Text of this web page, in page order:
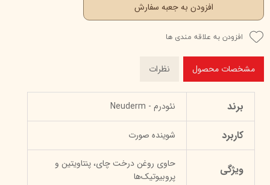
افزودن به جعبه سفارش
افزودن به علاقه مندی ها
مشخصات محصول نظرات
برند نئودرم - Neuderm
کاربرد شوینده صورت
ویژگی
حاوی روغن درخت چای، پنتاویتین و
پروبیوتیک‌ها